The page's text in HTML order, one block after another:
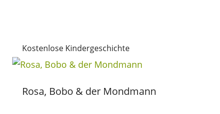
Kostenlose Kindergeschichte
Rosa, Bobo & der Mondmann